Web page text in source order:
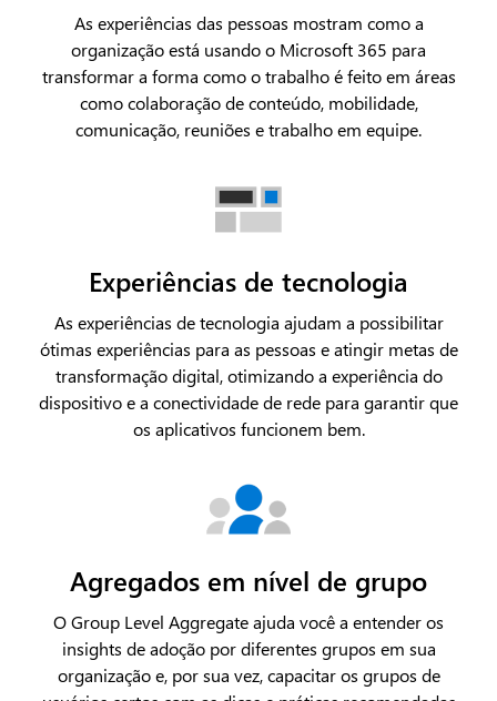
As experiências das pessoas mostram como a
organização está usando o Microsoft 365 para
transformar a forma como o trabalho é feito em áreas
como colaboração de conteúdo, mobilidade,
comunicação, reuniões e trabalho em equipe.
Experiências de tecnologia
As experiências de tecnologia ajudam a possibilitar
ótimas experiências para as pessoas e atingir metas de
transformação digital, otimizando a experiência do
dispositivo e a conectividade de rede para garantir que
os aplicativos funcionem bem.
Agregados em nível de grupo
O Group Level Aggregate ajuda você a entender os
insights de adoção por diferentes grupos em sua
organização e, por sua vez, capacitar os grupos de